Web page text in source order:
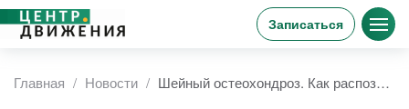
Записаться
Главная Новости Шейный остеохондроз. Как распознать?